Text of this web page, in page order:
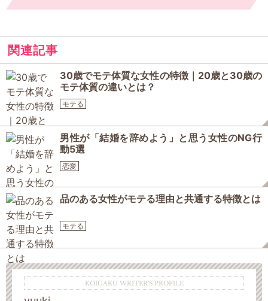
関連記事
30歳でモテ体質な女性の特徴｜20歳と30歳の
モテ体質の違いとは？
モテる
男性が「結婚を辞めよう」と思う女性のNG行
動5選
恋愛
品のある女性がモテる理由と共通する特徴とは
モテる
KOIGAKU WRITER'S PROFILE